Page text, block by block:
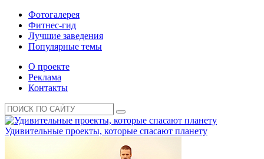
Фотогалерея
Фитнес-гид
Лучшие заведения
Популярные темы
О проекте
Реклама
Контакты
Удивительные проекты, которые спасают планету